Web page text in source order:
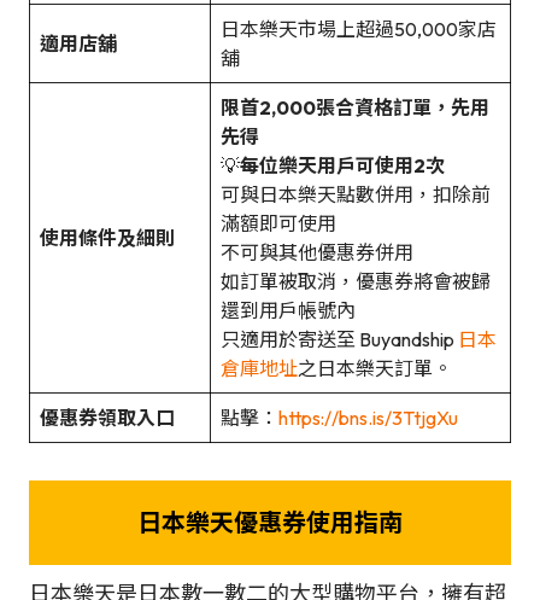
適用店舖
日本樂天市場上超過50,000家店
舖
使用條件及細則
限首2,000張合資格訂單，先用
先得
💡每位樂天用戶可使用2次
可與日本樂天點數併用，扣除前
滿額即可使用
不可與其他優惠券併用
如訂單被取消，優惠券將會被歸
還到用戶帳號內
只適用於寄送至 Buyandship 日本
倉庫地址之日本樂天訂單。
優惠券領取入口 點擊： https://bns.is/3TtjgXu
日本樂天優惠券使用指南
日本樂天是日本數一數二的大型購物平台，擁有超